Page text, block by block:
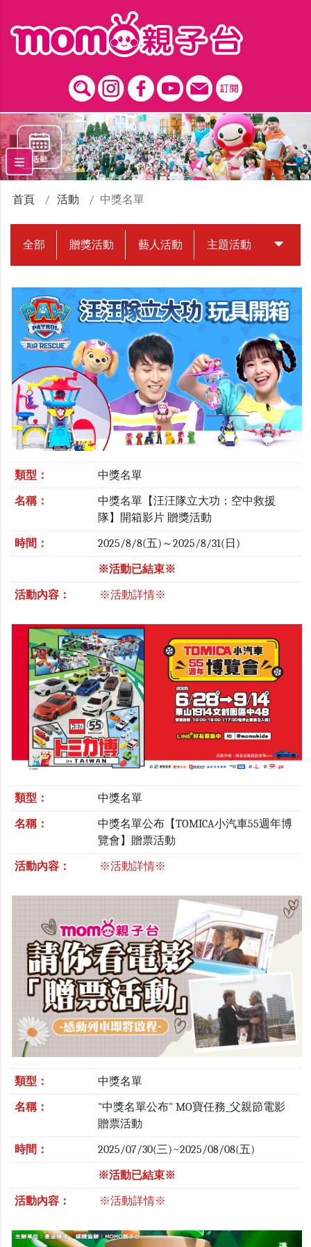
首頁 活動 中獎名單
全部 贈獎活動 藝人活動 主題活動 中獎名
類型： 中獎名單
名稱：
中獎名單【汪汪隊立大功：空中救援
隊】開箱影片 贈獎活動
時間： 2025/8/8(五)～2025/8/31(日)
※活動已結束※
活動內容： ※活動詳情※
類型： 中獎名單
名稱：
中獎名單公布【TOMICA小汽車55週年博
覽會】贈票活動
活動內容： ※活動詳情※
類型： 中獎名單
名稱：
"中獎名單公布" MO寶任務_父親節電影
贈票活動
時間： 2025/07/30(三)~2025/08/08(五)
※活動已結束※
活動內容： ※活動詳情※